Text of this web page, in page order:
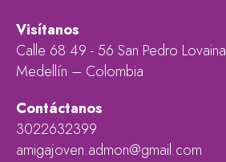
Visítanos
Calle 68 49 - 56 San Pedro Lovaina
Medellín – Colombia
Contáctanos
3022632399
amigajoven.admon@gmail.com